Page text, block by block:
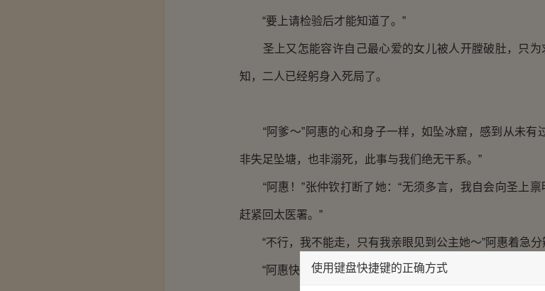
“要上请检验后才能知道了。”
圣上又怎能容许自己最心爱的女儿被人开膛破肚，只为
知，二人已经躬身入死局了。
“阿爹～”阿惠的心和身子一样，如坠冰窟，感到从未有
非失足坠塘，也非溺死，此事与我们绝无干系。”
“阿惠！”张仲钦打断了她：“无须多言，我自会向圣上禀
赶紧回太医署。”
“不行，我不能走，只有我亲眼见到公主她～”阿惠着急分
“阿惠快走！”韩宗绍站起身来，身子微微打晃：“太医署
使用键盘快捷键的正确方式